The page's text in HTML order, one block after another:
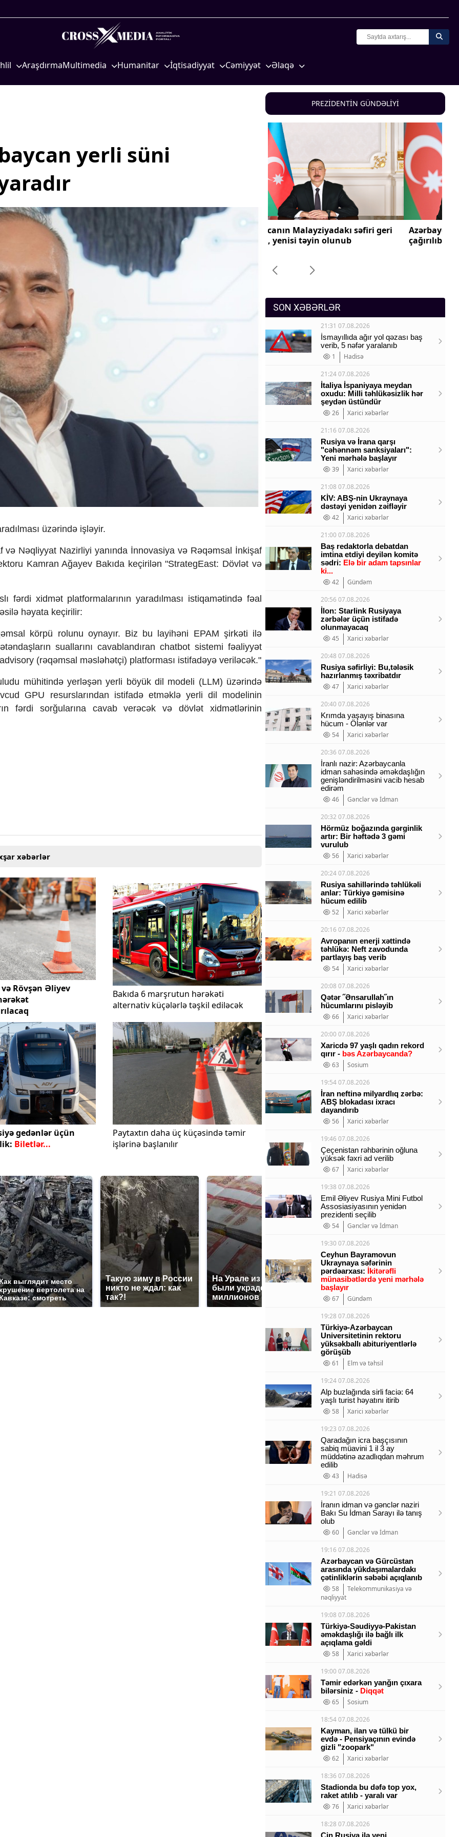
AraşdırmaMultimedia Humanitar
Mədəniyyətimizin Zəfəri
İqtisadiyyat Cəmiyyət
Məhkəmə və hüquq
Gənclər və İdman
Sağlamlıq
Əlaqə
yerli süni
ılması üzərində işl əyir.
və Nəqliyyat Nazirliyi yanında İnnovasiya və Rəqəmsal İnkişaf
Kamran Ağayev Bakıda keçiril ən "StrategEast: Dövlət və
ı fərdi xidmət platformalarının yaradılması istiqamətində fəal
əsilə həyata keçirilir:
körpü rolunu oynayır. Biz bu layihəni EPAM şirkəti ilə
ətəndaşların suallarını cavablandıran chatbot sistemi fəaliyyət
(rəqəmsal məsləhətçi) platforması istifadəyə veriləcək."
mühitində yerləşən yerli böyük dil modeli (LLM) üzərində
GPU resurslarından istifadə etməklə yerli dil modelinin
fərdi sorğularına cavab verəcək və dövlət xidmətlərinin
xəbərlər
Rövşən Əliyev
Bakıda 6 marşrutun hərəkəti
alternativ küçələrlə təşkil ediləcək
gedənlər üçün
Biletlər...
Paytaxtın daha üç küçəsində təmir
işlərinə başlanılır
выглядит место
вертолета на
смотреть
Такую зиму в России
никто не ждал: как
так?!
На Урале из казны
были украдены 18
миллионов рублей
Не ешьте эту
готовую еду из
магазина: список
PREZİDENTİN GÜNDƏLİYİ
İnvestisiya
Komitəsi yaradılıb
Azərbaycanın Malayziyadakı səfiri geri
çağırılıb, yenisi təyin olunub
Azərbaycanın Pakistandakı səfiri geri
çağırılıb, yenisi təyin olunub
SON XƏBƏRLƏR
21:31 07.08.2026
İsmayıllıda ağır yol qəzası baş
verib, 5 nəfər yaralanıb
1
Hadisə
21:24 07.08.2026
İtaliya İspaniyaya meydan
oxudu: Milli təhlükəsizlik hər
şeydən üstündür
26
Xarici xəbərlər
21:16 07.08.2026
Rusiya və İrana qarşı
"cəhənnəm sanksiyaları":
Yeni mərhələ başlayır
39
Xarici xəbərlər
21:08 07.08.2026
KİV: ABŞ-nin Ukraynaya
dəstəyi yenidən zəifləyir
42
Xarici xəbərlər
21:00 07.08.2026
Baş redaktorla debatdan
imtina etdiyi deyilən komitə
sədri: Elə bir adam tapsınlar
ki...
42
Gündəm
20:56 07.08.2026
İlon: Starlink Rusiyaya
zərbələr üçün istifadə
olunmayacaq
45
Xarici xəbərlər
20:48 07.08.2026
Rusiya səfirliyi: Bu,tələsik
hazırlanmış təxribatdır
47
Xarici xəbərlər
20:40 07.08.2026
Krımda yaşayış binasına
hücum - Ölənlər var
54
Xarici xəbərlər
20:36 07.08.2026
İranlı nazir: Azərbaycanla
idman sahəsində əməkdaşlığın
genişləndirilməsini vacib hesab
edirəm
46
Gənclər və İdman
20:32 07.08.2026
Hörmüz boğazında gərginlik
artır: Bir həftədə 3 gəmi
vurulub
56
Xarici xəbərlər
20:24 07.08.2026
Rusiya sahillərində təhlükəli
anlar: Türkiyə gəmisinə
hücum edilib
52
Xarici xəbərlər
20:16 07.08.2026
Avropanın enerji xəttində
təhlükə: Neft zavodunda
partlayış baş verib
54
Xarici xəbərlər
20:08 07.08.2026
Qətər ˝Ənsarullah˝ın
hücumlarını pisləyib
66
Xarici xəbərlər
20:00 07.08.2026
Xaricdə 97 yaşlı qadın rekord
qırır - bəs Azərbaycanda?
63
Sosium
19:54 07.08.2026
İran neftinə milyardlıq zərbə:
ABŞ blokadası ixracı
dayandırıb
56
Xarici xəbərlər
19:46 07.08.2026
Çeçenistan rəhbərinin oğluna
yüksək fəxri ad verilib
67
Xarici xəbərlər
19:38 07.08.2026
Emil Əliyev Rusiya Mini Futbol
Assosiasiyasının yenidən
prezidenti seçilib
54
Gənclər və İdman
19:30 07.08.2026
Ceyhun Bayramovun
Ukraynaya səfərinin
pərdəarxası: İkitərəfli
münasibətlərdə yeni mərhələ
başlayır
67
Gündəm
19:28 07.08.2026
Türkiyə-Azərbaycan
Universitetinin rektoru
yüksəkballı abituriyentlərlə
görüşüb
61
Elm və təhsil
19:24 07.08.2026
Alp buzlağında sirli faciə: 64
yaşlı turist həyatını itirib
58
Xarici xəbərlər
19:23 07.08.2026
Qaradağın icra başçısının
sabiq müavini 1 il 3 ay
müddətinə azadlıqdan məhrum
edilib
43
Hadisə
19:21 07.08.2026
İranın idman və gənclər naziri
Bakı Su İdman Sarayı ilə tanış
olub
60
Gənclər və İdman
19:16 07.08.2026
Azərbaycan və Gürcüstan
arasında yükdaşımalardakı
çətinliklərin səbəbi açıqlanıb
58
Telekommunikasiya və
nəqliyyat
19:08 07.08.2026
Türkiyə-Səudiyyə-Pakistan
əməkdaşlığı ilə bağlı ilk
açıqlama gəldi
58
Xarici xəbərlər
19:00 07.08.2026
Təmir edərkən yanğın çıxara
bilərsiniz - Diqqət
65
Sosium
18:54 07.08.2026
Kayman, ilan və tülkü bir
evdə - Pensiyaçının evində
gizli "zoopark"
62
Xarici xəbərlər
18:36 07.08.2026
Stadionda bu dəfə top yox,
raket atılıb - yaralı var
76
Xarici xəbərlər
18:28 07.08.2026
Çin Rusiya ilə yeni